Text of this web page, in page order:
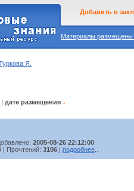
Материалы размещены
Добавить в
Я.
дате размещения ↓
2005-08-26 22:12:00
| Прочтений: 3106 подробнее